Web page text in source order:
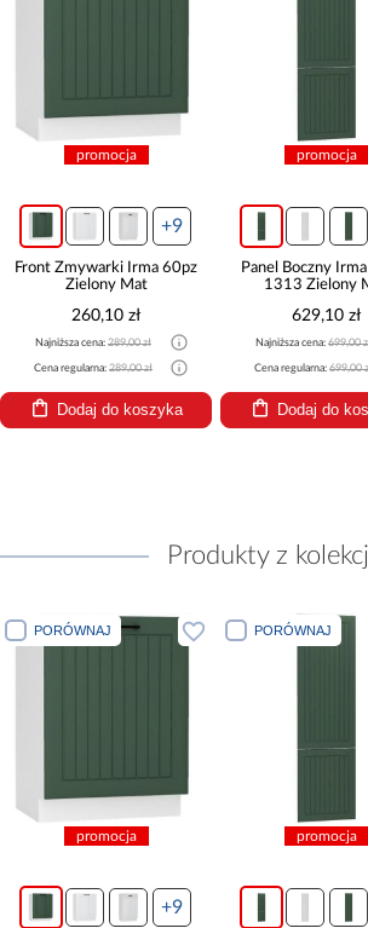
promocja
+9
Front Zmywarki Irma 60pz
Zielony Mat
260,10 zł
Najniższa cena: 289,00 zł
Cena regularna: 289,00 zł
Dodaj do koszyka
promocja
Panel Boczny
1313 Zielony
629,10 zł
Najniższa cena: 699,00
Cena regularna: 699,00
Dodaj do
Produkty z
PORÓWNAJ
promocja
+9
PORÓWNAJ
promocja